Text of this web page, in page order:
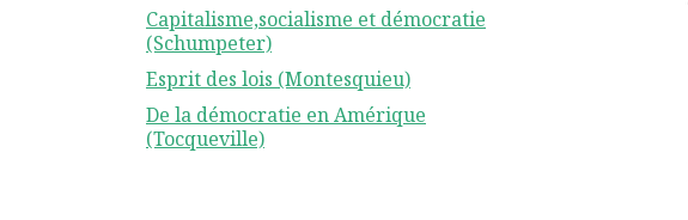
Capitalisme,socialisme et démocratie
(Schumpeter)
Esprit des lois (Montesquieu)
De la démocratie en Amérique
(Tocqueville)